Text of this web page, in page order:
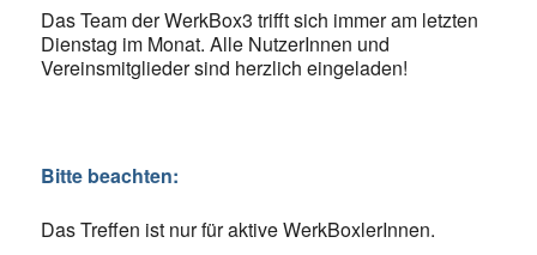
Das Team der WerkBox3 trifft sich immer am letzten
Dienstag im Monat. Alle NutzerInnen und
Vereinsmitglieder sind herzlich eingeladen!
Bitte beachten:
Das Treffen ist nur für aktive WerkBoxlerInnen.